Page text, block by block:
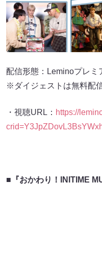
配信形態：Leminoプレミ
※ダイジェストは無料配
・視聴URL： https://
■『おかわり！INITIME